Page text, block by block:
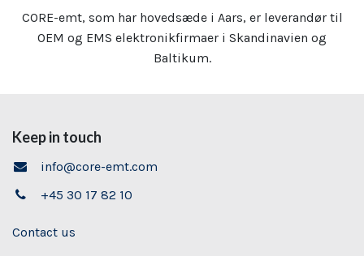
CORE-emt, som har hovedsæde i Aars, er leverandør til
OEM og EMS elektronikfirmaer i Skandinavien og
Baltikum.
Keep in touch
info@core-emt.com
+45 30 17 82 10
Contact us